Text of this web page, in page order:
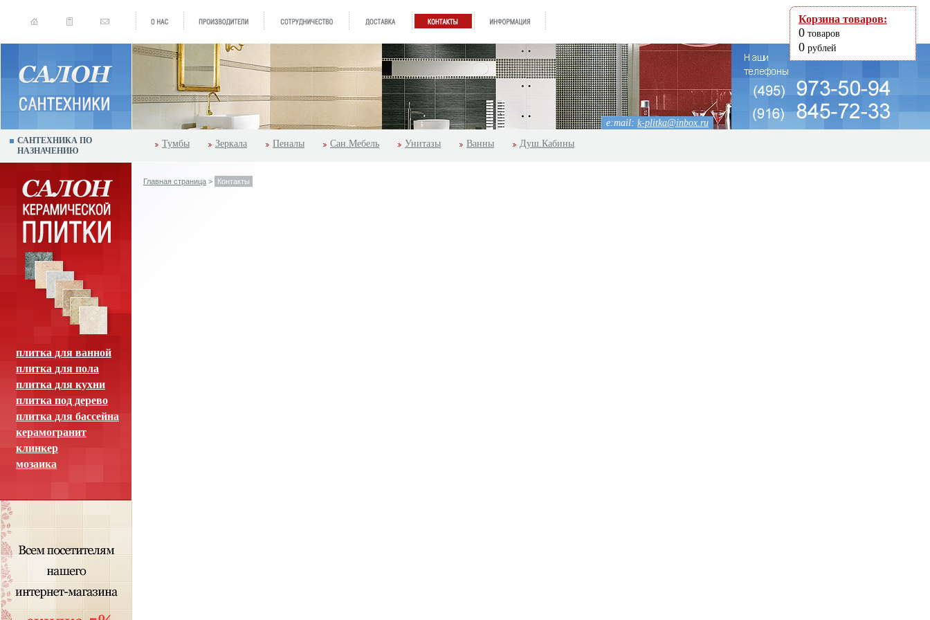
e:mail: k-plitka@inbox.ru
САНТЕХНИКА ПО
НАЗНАЧЕНИЮ
Тумбы Зеркала Пеналы Сан.Мебель Унитазы Ванны Душ.Кабины
плитка для ванной
плитка для пола
плитка для кухни
плитка под дерево
плитка для бассейна
керамогранит
клинкер
мозаика
Главная страница > Контакты
Корзина товаров:
0 товаров
0 рублей